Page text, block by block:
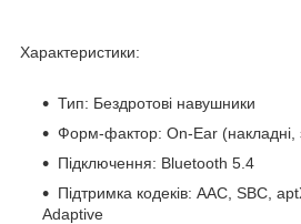
Характеристики:
Тип: Бездротові навушники
Форм-фактор: On-Ear (накладні,
Підключення: Bluetooth 5.4
Підтримка кодеків: AAC, SBC,
Adaptive